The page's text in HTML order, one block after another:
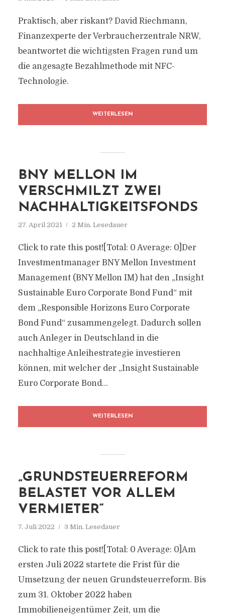
Praktisch, aber riskant? David Riechmann,
Finanzexperte der Verbraucherzentrale NRW,
beantwortet die wichtigsten Fragen rund um
die angesagte Bezahlmethode mit NFC-
Technologie.
WEITERLESEN
BNY MELLON IM
VERSCHMILZT ZWEI
NACHHALTIGKEITSFONDS
27. April 2021 2 Min. Lesedauer
Click to rate this post![Total: 0 Average: 0]Der
Investmentmanager BNY Mellon Investment
Management (BNY Mellon IM) hat den „Insight
Sustainable Euro Corporate Bond Fund“ mit
dem „Responsible Horizons Euro Corporate
Bond Fund“ zusammengelegt. Dadurch sollen
auch Anleger in Deutschland in die
nachhaltige Anleihestrategie investieren
können, mit welcher der „Insight Sustainable
Euro Corporate Bond...
WEITERLESEN
„GRUNDSTEUERREFORM
BELASTET VOR ALLEM
VERMIETER“
7. Juli 2022 3 Min. Lesedauer
Click to rate this post![Total: 0 Average: 0]Am
ersten Juli 2022 startete die Frist für die
Umsetzung der neuen Grundsteuerreform. Bis
zum 31. Oktober 2022 haben
Immobilieneigentümer Zeit, um die